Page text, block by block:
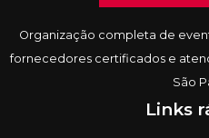
Organização completa de
fornecedores certificados e
São
Links